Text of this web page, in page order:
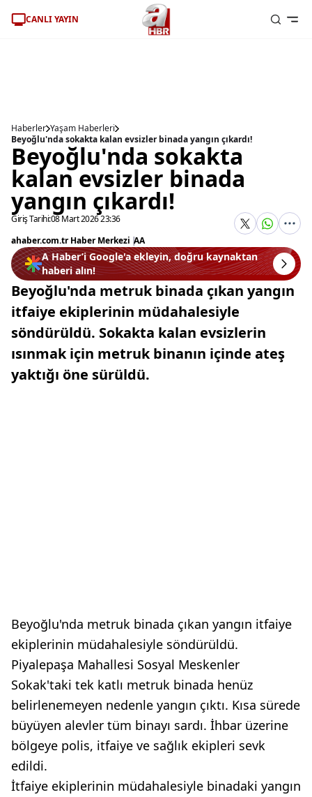
CANLI YAYIN
Haberler Yaşam Haberleri
Beyoğlu'nda sokakta kalan evsizler binada yangın çıkardı!
Beyoğlu'nda sokakta
kalan evsizler binada
yangın çıkardı!
Giriş Tarihi:08 Mart 2026 23:36
ahaber.com.tr Haber Merkezi |AA
A Haber’i Google'a ekleyin, doğru kaynaktan
haberi alın!
Beyoğlu'nda metruk binada çıkan yangın
itfaiye ekiplerinin müdahalesiyle
söndürüldü. Sokakta kalan evsizlerin
ısınmak için metruk binanın içinde ateş
yaktığı öne sürüldü.
Beyoğlu'nda metruk binada çıkan yangın itfaiye
ekiplerinin müdahalesiyle söndürüldü.
Piyalepaşa Mahallesi Sosyal Meskenler
Sokak'taki tek katlı metruk binada henüz
belirlenemeyen nedenle yangın çıktı. Kısa sürede
büyüyen alevler tüm binayı sardı. İhbar üzerine
bölgeye polis, itfaiye ve sağlık ekipleri sevk
edildi.
İtfaiye ekiplerinin müdahalesiyle binadaki yangın